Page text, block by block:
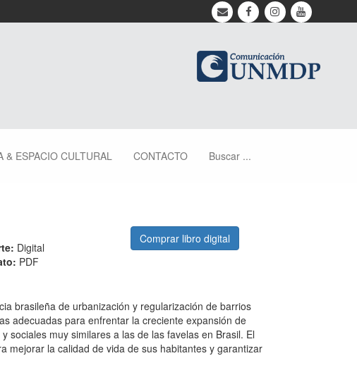
& ESPACIO CULTURAL CONTACTO Buscar ...
Digital
PDF
Comprar libro digital
brasileña de urbanización y regularización de barrios
adecuadas para enfrentar la creciente expansión de
sociales muy similares a las de las favelas en Brasil. El
mejorar la calidad de vida de sus habitantes y garantizar